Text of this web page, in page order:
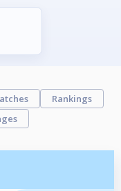
Rankings